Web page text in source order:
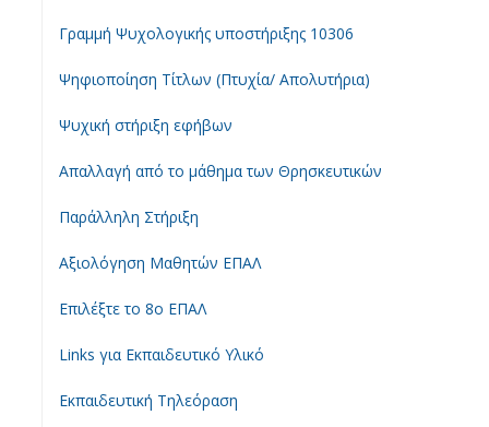
Γραμμή Ψυχολογικής υποστήριξης 10306
Ψηφιοποίηση Τίτλων (Πτυχία/ Απολυτήρια)
Ψυχική στήριξη εφήβων
Απαλλαγή από το μάθημα των Θρησκευτικών
Παράλληλη Στήριξη
Αξιολόγηση Μαθητών ΕΠΑΛ
Επιλέξτε το 8ο ΕΠΑΛ
Links για Εκπαιδευτικό Υλικό
Εκπαιδευτική Τηλεόραση